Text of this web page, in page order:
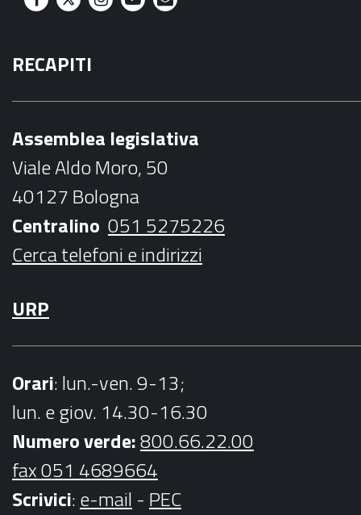
F
c
e
k
T
i
t
I
t
a
m
Y
t
b
e
M
l
RECAPITI
Assemblea legislativa
Viale Aldo Moro, 50
40127 Bologna
Centralino 051 5275226
Cerca telefoni e indirizzi
URP
Orari: lun.-ven. 9-13;
lun. e giov. 14.30-16.30
Numero verde:800.66.22.00
fax 051 4689664
Scrivici:e-mail - PEC